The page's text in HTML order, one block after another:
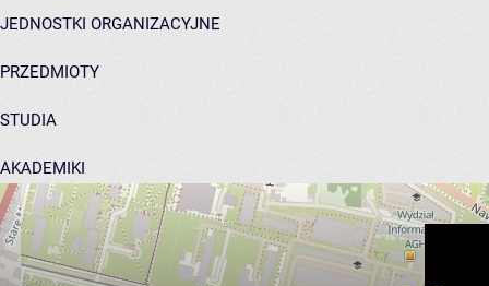
JEDNOSTKI ORGANIZACYJNE
PRZEDMIOTY
STUDIA
AKADEMIKI
POMOC